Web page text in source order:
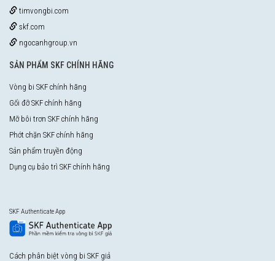
timvongbi.com
skf.com
ngocanhgroup.vn
SẢN PHẨM SKF CHÍNH HÃNG
Vòng bi SKF chính hãng
Gối đỡ SKF chính hãng
Mỡ bôi trơn SKF chính hãng
Phớt chặn SKF chính hãng
Sản phẩm truyền động
Dụng cụ bảo trì SKF chính hãng
SKF Authenticate App
Cách phân biệt vòng bi SKF giả